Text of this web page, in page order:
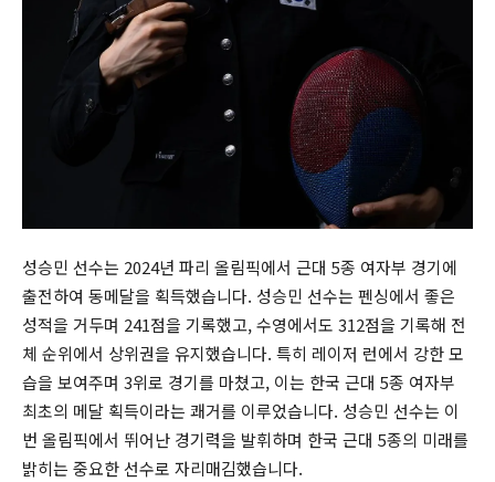
성승민 선수는 2024년 파리 올림픽에서 근대 5종 여자부 경기에
출전하여 동메달을 획득했습니다. 성승민 선수는 펜싱에서 좋은
성적을 거두며 241점을 기록했고, 수영에서도 312점을 기록해 전
체 순위에서 상위권을 유지했습니다. 특히 레이저 런에서 강한 모
습을 보여주며 3위로 경기를 마쳤고, 이는 한국 근대 5종 여자부
최초의 메달 획득이라는 쾌거를 이루었습니다. 성승민 선수는 이
번 올림픽에서 뛰어난 경기력을 발휘하며 한국 근대 5종의 미래를
밝히는 중요한 선수로 자리매김했습니다.